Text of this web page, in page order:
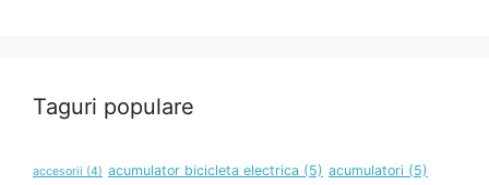
Taguri populare
accesorii (4) acumulator bicicleta electrica (5) acumulatori (5)